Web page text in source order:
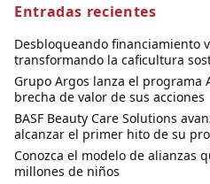
Entradas recientes
Desbloqueando financiamiento
transformando la caficultura
Grupo Argos lanza el programa
brecha de valor de sus acciones
BASF Beauty Care Solutions
alcanzar el primer hito de su
Conozca el modelo de alianzas
millones de niños